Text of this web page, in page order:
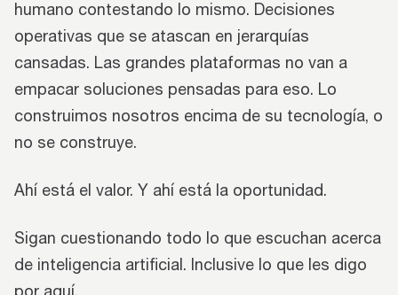
humano contestando lo mismo. Decisiones
operativas que se atascan en jerarquías
cansadas. Las grandes plataformas no van a
empacar soluciones pensadas para eso. Lo
construimos nosotros encima de su tecnología, o
no se construye.
Ahí está el valor. Y ahí está la oportunidad.
Sigan cuestionando todo lo que escuchan acerca
de inteligencia artificial. Inclusive lo que les digo
por aquí.